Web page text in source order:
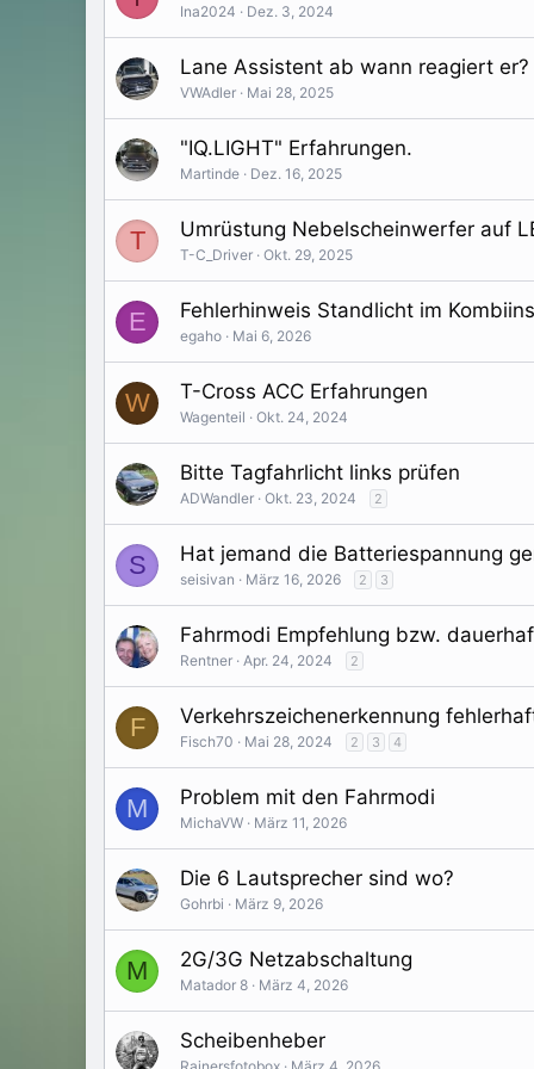
Ina2024 Dez. 3, 2024
Lane Assistent ab wann reagiert er?
VWAdler Mai 28, 2025
"IQ.LIGHT" Erfahrungen.
Martinde Dez. 16, 2025
T Umrüstung Nebelscheinwerfer auf
T-C_Driver Okt. 29, 2025
E Fehlerhinweis Standlicht im
egaho Mai 6, 2026
W T-Cross ACC Erfahrungen
Wagenteil Okt. 24, 2024
Bitte Tagfahrlicht links prüfen
ADWandler Okt. 23, 2024 2
S Hat jemand die Batteriespannung
seisivan März 16, 2026 2 3
Fahrmodi Empfehlung bzw.
Rentner Apr. 24, 2024 2
F Verkehrszeichenerkennung
Fisch70 Mai 28, 2024 2 3 4
M Problem mit den Fahrmodi
MichaVW März 11, 2026
Die 6 Lautsprecher sind wo?
Gohrbi März 9, 2026
M 2G/3G Netzabschaltung
Matador 8 März 4, 2026
Scheibenheber